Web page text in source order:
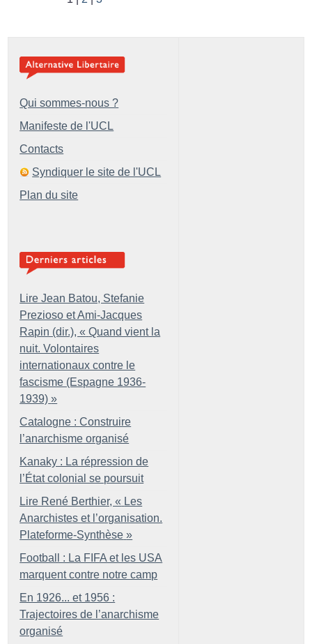
Qui sommes-nous ?
Manifeste de l'UCL
Contacts
Syndiquer le site de l'UCL
Plan du site
Lire Jean Batou, Stefanie
Prezioso et Ami-Jacques
Rapin (dir.), « Quand vient la
nuit. Volontaires
internationaux contre le
fascisme (Espagne 1936-
1939) »
Catalogne : Construire
l’anarchisme organisé
Kanaky : La répression de
l’État colonial se poursuit
Lire René Berthier, « Les
Anarchistes et l’organisation.
Plateforme-Synthèse »
Football : La FIFA et les USA
marquent contre notre camp
En 1926... et 1956 :
Trajectoires de l’anarchisme
organisé